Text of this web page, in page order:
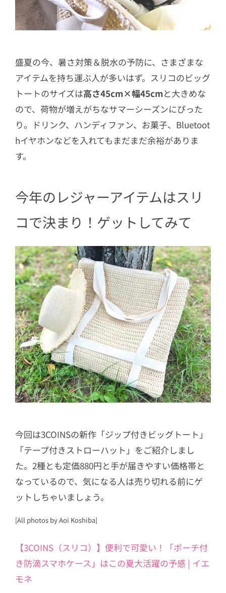
盛夏の今、暑さ対策＆脱水の予防に、さまざまな
アイテムを持ち運ぶ人が多いはず。スリコのビッグ
トートのサイズは高さ45cm×幅45cmと大きめな
ので、荷物が増えがちなサマーシーズンにぴった
り。ドリンク、ハンディファン、お菓子、Bluetoot
hイヤホンなどを入れてもまだまだ余裕がありま
す。
今年のレジャーアイテムはスリ
コで決まり！ゲットしてみて
今回は3COINSの新作「ジップ付きビッグトート」
「テープ付きストローハット」をご紹介しまし
た。2種とも定価880円と手が届きやすい価格帯と
なっているので、気になる人は売り切れる前にゲ
ットしちゃいましょう。
[All photos by Aoi Koshiba]
【3COINS（スリコ）】便利で可愛い！「ポーチ付
き防滴スマホケース」はこの夏大活躍の予感 | イエ
モネ